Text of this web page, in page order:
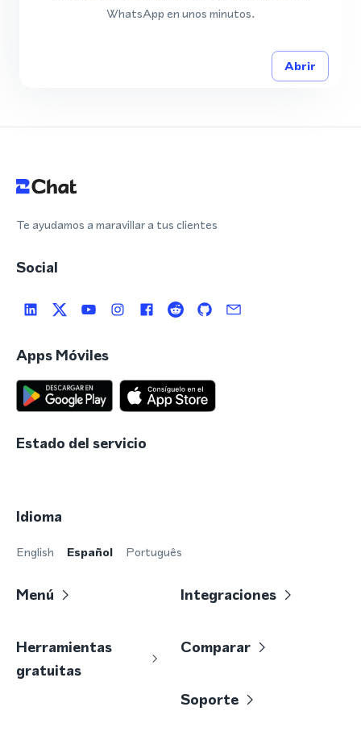
WhatsApp en unos minutos.
Abrir
Te ayudamos a maravillar a tus clientes
Social
Apps Móviles
Estado del servicio
Idioma
English Español Português
Menú Integraciones
Herramientas
gratuitas
Comparar
Soporte